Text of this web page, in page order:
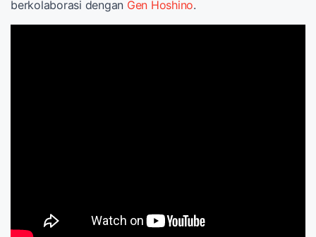
berkolaborasi dengan Gen Hoshino.